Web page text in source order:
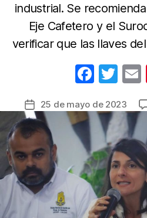
industrial. Se
Eje Cafetero y el
verificar que las llaves
F
c
e
b
o
o
k
T
itt
er
Fecha
de
la
entrada
25 de mayo de 2023